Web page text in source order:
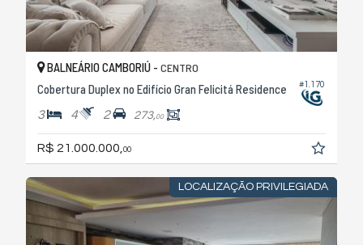
#1.170
BALNEÁRIO CAMBORIÚ - CENTRO
Cobertura Duplex no Edifício Gran Felicitá Residence
3 4 2 273,00
R$ 21.000.000, 00
LOCALIZAÇÃO PRIVILEGIADA